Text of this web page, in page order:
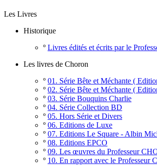
Les Livres
Historique
º Livres édités et écrits par le
Les livres de Choron
º 01. Série Bête et Méchante (
º 02. Série Bête et Méchante (
º 03. Série Bouquins Charlie
º 04. Série Collection BD
º 05. Hors Série et Divers
º 06. Editions de Luxe
º 07. Editions Le Square - Albin
º 08. Editions EPCO
º 09. Les œuvres du Professeur
º 10. En rapport avec le Professeur